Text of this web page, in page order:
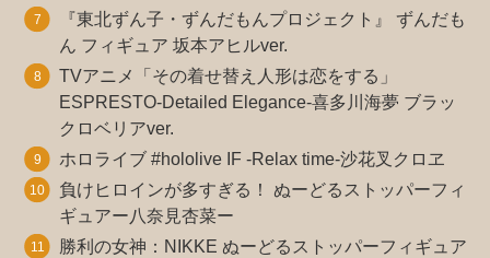
『東北ずん子・ずんだもんプロジェクト』 ずんだも
ん フィギュア 坂本アヒルver.
TVアニメ「その着せ替え人形は恋をする」
ESPRESTO-Detailed Elegance-喜多川海夢 ブラッ
クロベリアver.
ホロライブ #hololive IF -Relax time-沙花叉クロヱ
負けヒロインが多すぎる！ ぬーどるストッパーフィ
ギュアー八奈見杏菜ー
勝利の女神：NIKKE ぬーどるストッパーフィギュア